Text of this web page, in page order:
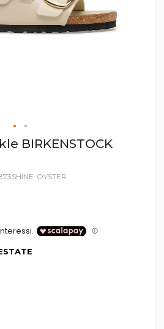
BIRKENSTOCK
OYSTER